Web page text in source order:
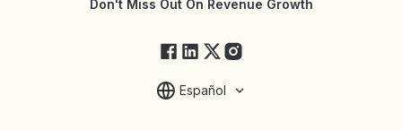
Don't Miss Out On Revenue Growth
Español